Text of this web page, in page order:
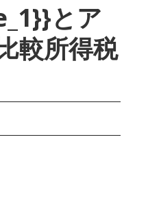
とア
較所得税